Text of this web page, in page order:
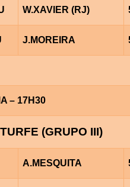
W.XAVIER (RJ)
J.MOREIRA
– 17H30
(GRUPO III)
A.MESQUITA